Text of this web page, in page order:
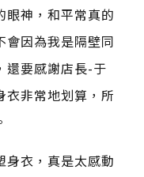
眼神，和平常真的
會因為我是隔壁同
還要感謝店長-于
衣非常地划算，所
身衣，真是太感動